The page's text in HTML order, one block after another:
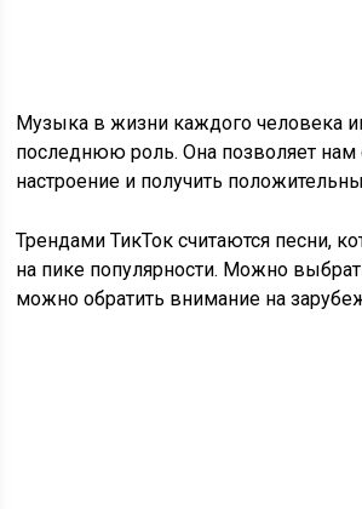
Музыка в жизни каждого человека
последнюю роль. Она позволяет нам
настроение и получить
Трендами ТикТок считаются песни,
на пике популярности. Можно
можно обратить внимание на